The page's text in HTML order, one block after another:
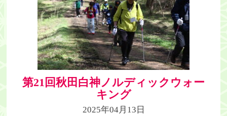
第21回秋田白神ノルディックウォー
キング
2025年04月13日